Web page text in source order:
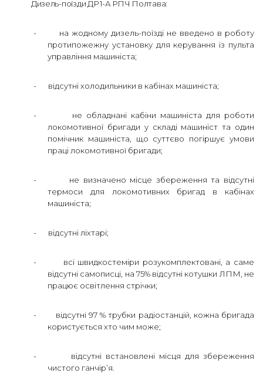
Дизель-поїзди ДР 1-А РПЧ Полтава:
-
на жодному дизель-поїзді не введено в роботу
протипожежну установку для керування із пульта
управління машиніста;
- відсутні холодильники в кабінах машиніста;
-
не обладнані кабіни машиніста для роботи
локомотивної бригади у складі машиніст та один
помічник машиніста, що суттєво погіршує умови
праці локомотивної бригади;
-
не визначено місце збереження та відсутні
термоси для локомотивних бригад в кабінах
машиніста;
- відсутні ліхтарі;
-
всі швидкостеміри розукомплектовані, а саме
відсутні самописці, на 75% відсутні котушки ЛПМ, не
працює освітлення стрічки;
-
відсутні 97 % трубки радіостанцій, кожна бригада
користується хто чим може;
-
відсутні встановлені місця для збереження
чистого ганчір’я.